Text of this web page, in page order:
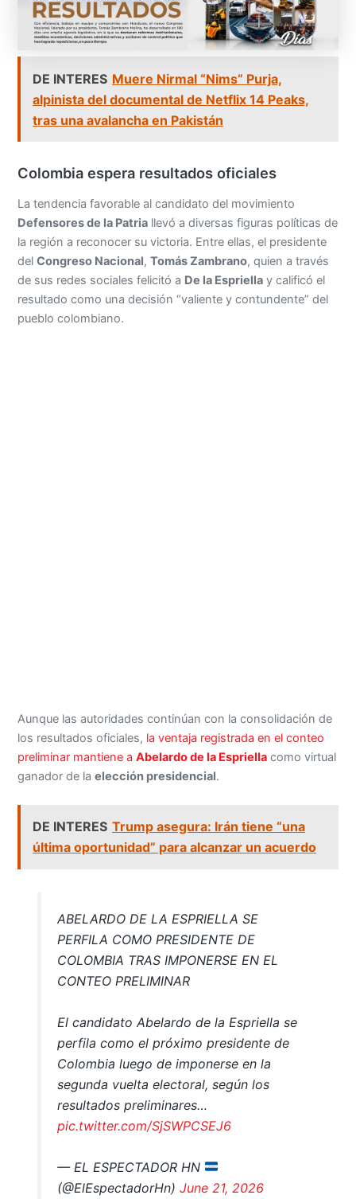
DE INTERES Muere Nirmal “Nims” Purja,
alpinista del documental de Netflix 14 Peaks,
tras una avalancha en Pakistán
Colombia espera resultados oficiales
La tendencia favorable al candidato del movimiento
Defensores de la Patria llevó a diversas figuras políticas de
la región a reconocer su victoria. Entre ellas, el presidente
delCongreso Nacional,Tomás Zambrano, quien a través
de sus redes sociales felicitó a De la Espriella y calificó el
resultado como una decisión “valiente y contundente” del
pueblo colombiano.
Aunque las autoridades continúan con la consolidación de
los resultados oficiales, la ventaja registrada en el conteo
preliminar mantiene aAbelardo de la Espriella como virtual
ganador de laelección presidencial.
DE INTERES Trump asegura: Irán tiene “una
última oportunidad” para alcanzar un acuerdo
ABELARDO DE LA ESPRIELLA SE
PERFILA COMO PRESIDENTE DE
COLOMBIA TRAS IMPONERSE EN EL
CONTEO PRELIMINAR
El candidato Abelardo de la Espriella se
perfila como el próximo presidente de
Colombia luego de imponerse en la
segunda vuelta electoral, según los
resultados preliminares…
pic.twitter.com/SjSWPCSEJ6
— EL ESPECTADOR HN
(@ElEspectadorHn) June 21, 2026